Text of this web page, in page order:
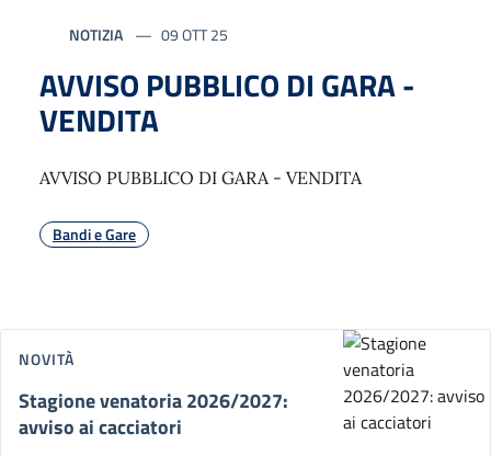
NOTIZIA 09 OTT 25
AVVISO PUBBLICO DI GARA -
VENDITA
AVVISO PUBBLICO DI GARA - VENDITA
Bandi e Gare
NOVITÀ
Stagione venatoria 2026/2027:
avviso ai cacciatori